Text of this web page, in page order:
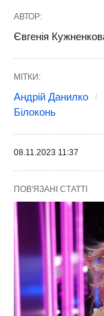
АВТОР:
Євгенія
МІТКИ:
Андрій Данилко
Білоконь
08.11.2023 11:37
ПОВ'ЯЗАНІ СТАТТІ